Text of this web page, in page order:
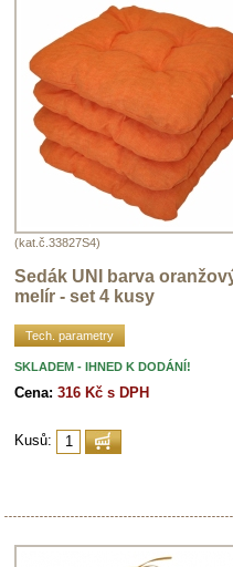
(kat.č.33827S4)
Sedák UNI barva
melír - set 4 kusy
Tech. parametry
SKLADEM - IHNED K DODÁNÍ!
Cena: 316 Kč s DPH
Kusů: